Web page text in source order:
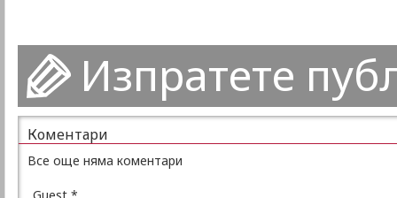
Изпратете
Коментари
Все още няма коментари